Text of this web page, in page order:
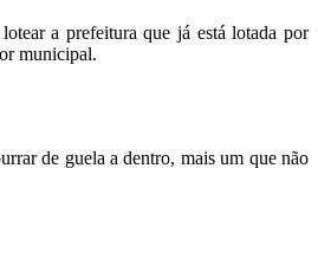
a prefeitura que já está lotada por
municipal.
de guela a dentro, mais um que não